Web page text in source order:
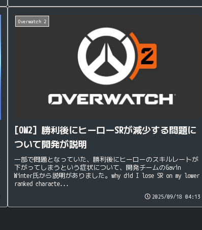
Overwatch 2
[OW2] 勝利後にヒーローSRが減少する問題に
ついて開発が説明
一部で問題となっていた、勝利後にヒーローのスキルレートが
下がってしまうという症状について、開発チームのGavin
Winter氏から説明がありました。why did I lose SR on my lower
ranked characte...
2025/09/18 04:13